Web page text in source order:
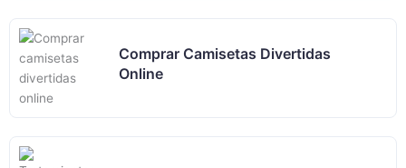
Comprar Camisetas Divertidas
Online